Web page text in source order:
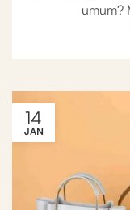
umum?
14
JAN